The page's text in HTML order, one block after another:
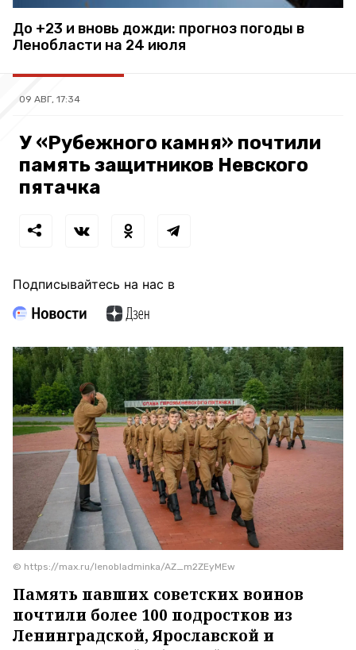
До +23 и вновь дожди: прогноз погоды в
Ленобласти на 24 июля
09 АВГ, 17:34
У «Рубежного камня» почтили
память защитников Невского
пятачка
Подписывайтесь на нас в
© https://max.ru/lenobladminka/AZ_m2ZEyMEw
Память павших советских воинов
почтили более 100 подростков из
Ленинградской, Ярославской и